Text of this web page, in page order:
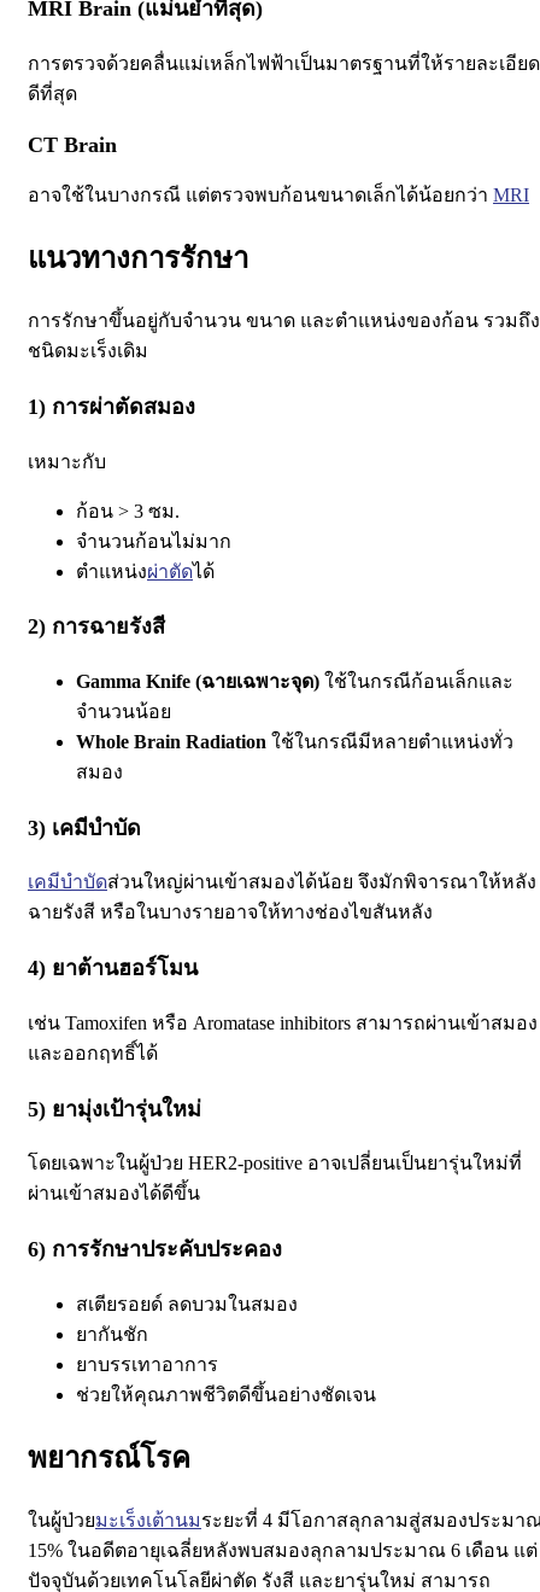
MRI Brain (แม่นยำที่สุด)
การตรวจด้วยคลื่นแม่เหล็กไฟฟ้าเป็นมาตรฐานที่ให้รายละเอียด
ดีที่สุด
CT Brain
อาจใช้ในบางกรณี แต่ตรวจพบก้อนขนาดเล็กได้น้อยกว่า MRI
แนวทางการรักษา
การรักษาขึ้นอยู่กับจำนวน ขนาด และตำแหน่งของก้อน รวมถึง
ชนิดมะเร็งเดิม
1) การผ่าตัดสมอง
เหมาะกับ
ก้อน > 3 ซม.
จำนวนก้อนไม่มาก
ตำแหน่งผ่าตัดได้
2) การฉายรังสี
Gamma Knife (ฉายเฉพาะจุด) ใช้ในกรณีก้อนเล็กและ
จำนวนน้อย
Whole Brain Radiation ใช้ในกรณีมีหลายตำแหน่งทั่ว
สมอง
3) เคมีบำบัด
เคมีบำบัดส่วนใหญ่ผ่านเข้าสมองได้น้อย จึงมักพิจารณาให้หลัง
ฉายรังสี หรือในบางรายอาจให้ทางช่องไขสันหลัง
4) ยาต้านฮอร์โมน
เช่น Tamoxifen หรือ Aromatase inhibitors สามารถผ่านเข้าสมอง
และออกฤทธิ์ได้
5) ยามุ่งเป้ารุ่นใหม่
โดยเฉพาะในผู้ป่วย HER2-positive อาจเปลี่ยนเป็นยารุ่นใหม่ที่
ผ่านเข้าสมองได้ดีขึ้น
6) การรักษาประคับประคอง
สเตียรอยด์ ลดบวมในสมอง
ยากันชัก
ยาบรรเทาอาการ
ช่วยให้คุณภาพชีวิตดีขึ้นอย่างชัดเจน
พยากรณ์โรค
ในผู้ป่วยมะเร็งเต้านมระยะที่ 4 มีโอกาสลุกลามสู่สมองประมา
15% ในอดีตอายุเฉลี่ยหลังพบสมองลุกลามประมาณ 6 เดือน แต่
ปัจจุบันด้วยเทคโนโลยีผ่าตัด รังสี และยารุ่นใหม่ สามารถ